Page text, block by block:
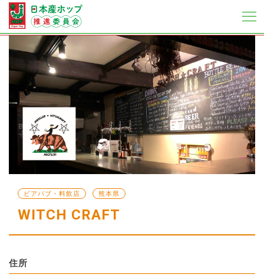
ビアパブ・料飲店 熊本県
WITCH CRAFT
住所